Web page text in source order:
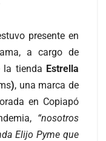
presente en
a cargo de
la tienda Estrella
), una marca de
en Copiapó
“nosotros
Elijo Pyme que